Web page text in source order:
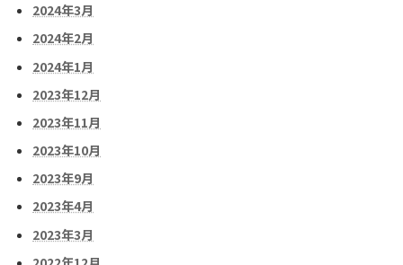
2024年3月
2024年2月
2024年1月
2023年12月
2023年11月
2023年10月
2023年9月
2023年4月
2023年3月